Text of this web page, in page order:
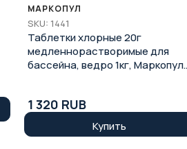
МАРКОПУЛ
SKU: 1441
Таблетки хлорные 20г
медленнорастворимые для
бассейна, ведро 1кг, Маркопул,
1 320 RUB
Купить